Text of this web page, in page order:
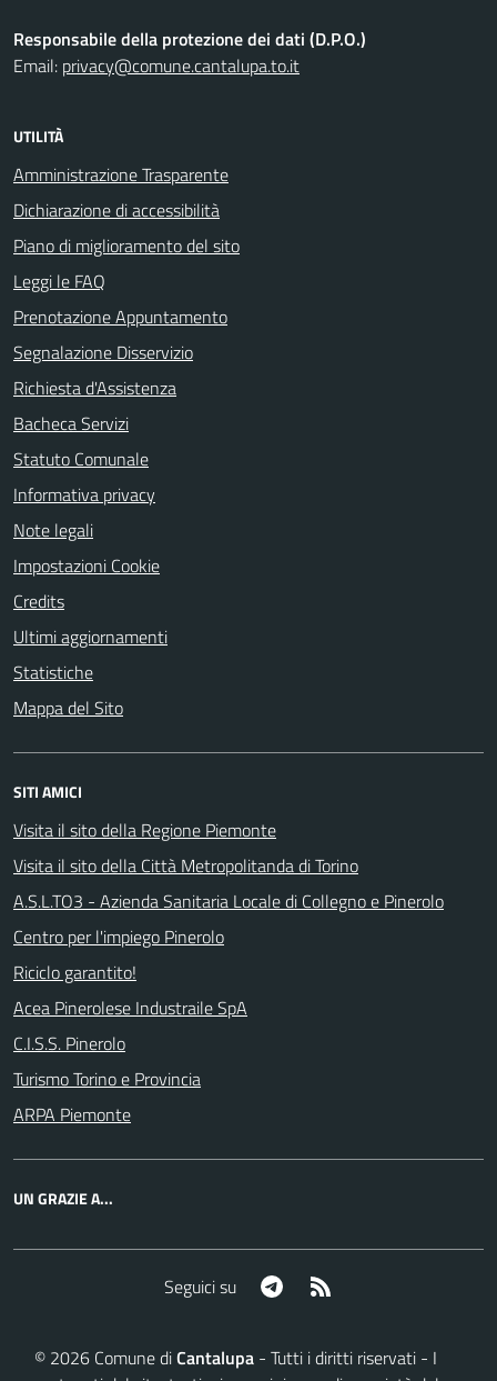
Responsabile della protezione dei dati (D.P.O.)
Email: privacy@comune.cantalupa.to.it
UTILITÀ
Amministrazione Trasparente
Dichiarazione di accessibilità
Piano di miglioramento del sito
Leggi le FAQ
Prenotazione Appuntamento
Segnalazione Disservizio
Richiesta d'Assistenza
Bacheca Servizi
Statuto Comunale
Informativa privacy
Note legali
Impostazioni Cookie
Credits
Ultimi aggiornamenti
Statistiche
Mappa del Sito
SITI AMICI
Visita il sito della Regione Piemonte
Visita il sito della Città Metropolitanda di Torino
A.S.L.TO3 - Azienda Sanitaria Locale di Collegno e Pinerolo
Centro per l'impiego Pinerolo
Riciclo garantito!
Acea Pinerolese Industraile SpA
C.I.S.S. Pinerolo
Turismo Torino e Provincia
ARPA Piemonte
UN GRAZIE A...
Seguici su Telegram
© 2026Comune diCantalupa- Tutti i diritti riservati - I